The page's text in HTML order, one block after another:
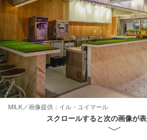
MILK／画像提供：イル・ユイマール
スクロールすると次の画像が